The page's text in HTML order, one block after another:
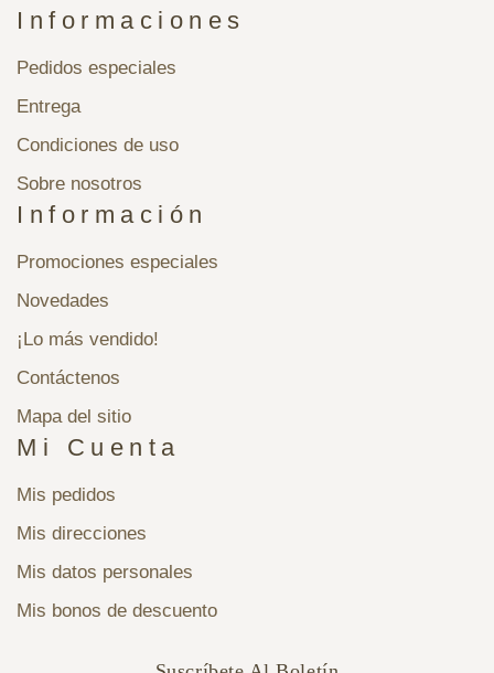
Informaciones
Pedidos especiales
Entrega
Condiciones de uso
Sobre nosotros
Información
Promociones especiales
Novedades
¡Lo más vendido!
Contáctenos
Mapa del sitio
Mi Cuenta
Mis pedidos
Mis direcciones
Mis datos personales
Mis bonos de descuento